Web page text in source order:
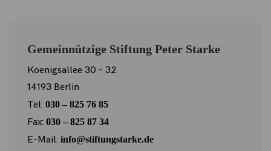
Gemeinnützige Stiftung Peter Starke
Koenigsallee 30 – 32
14193 Berlin
Tel:030 – 825 76 85
Fax:030 – 825 87 34
E-Mail:info@stiftungstarke.de